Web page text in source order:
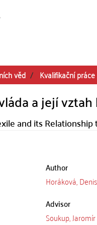
věd Kvalifikační práce
a její
and its Relationship
Author
Horáková,
Advisor
Soukup, Jaromír